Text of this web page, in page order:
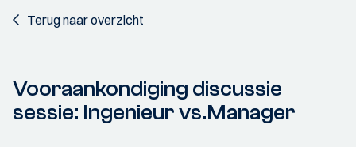
Terug naar overzicht
Vooraankondiging discussie
sessie: Ingenieur vs.Manager